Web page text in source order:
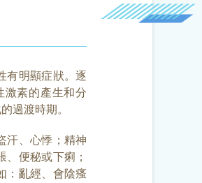
有明顯症狀。逐
激素的產生和分
過渡時期。
汗、心悸；精神
便秘或下痢；
：亂經、會陰瘙